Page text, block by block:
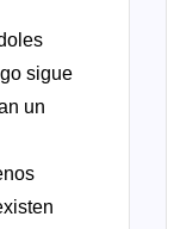
sigue
un